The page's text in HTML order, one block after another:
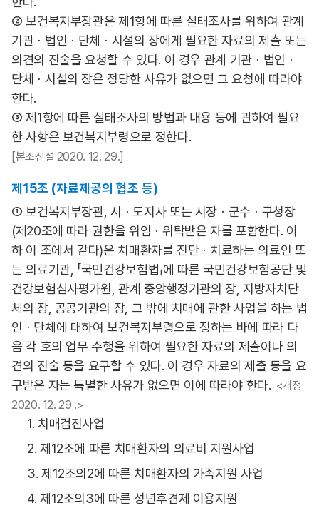
② 보건복지부장관은 제1항에 따른 실태조사를 위하여 관계
기관ㆍ법인ㆍ단체ㆍ시설의 장에게 필요한 자료의 제출 또는
의견의 진술을 요청할 수 있다. 이 경우 관계 기관ㆍ법인ㆍ
단체ㆍ시설의 장은 정당한 사유가 없으면 그 요청에 따라야
한다.
③ 제1항에 따른 실태조사의 방법과 내용 등에 관하여 필요
한 사항은 보건복지부령으로 정한다.
[본조신설 2020. 12. 29.]
제15조 (자료제공의 협조 등)
① 보건복지부장관, 시ㆍ도지사 또는 시장ㆍ군수ㆍ구청장
(제20조에 따라 권한을 위임ㆍ위탁받은 자를 포함한다. 이
하 이 조에서 같다)은 치매환자를 진단ㆍ치료하는 의료인 또
는 의료기관, 「국민건강보험법」에 따른 국민건강보험공단 및
건강보험심사평가원, 관계 중앙행정기관의 장, 지방자치단
체의 장, 공공기관의 장, 그 밖에 치매에 관한 사업을 하는 법
인ㆍ단체에 대하여 보건복지부령으로 정하는 바에 따라 다
음 각 호의 업무 수행을 위하여 필요한 자료의 제출이나 의
견의 진술 등을 요구할 수 있다. 이 경우 자료의 제출 등을 요
구받은 자는 특별한 사유가 없으면 이에 따라야 한다. <개정
2020. 12. 29 .>
1. 치매검진사업
2. 제12조에 따른 치매환자의 의료비 지원사업
3. 제12조의2에 따른 치매환자의 가족지원 사업
4. 제12조의3에 따른 성년후견제 이용지원